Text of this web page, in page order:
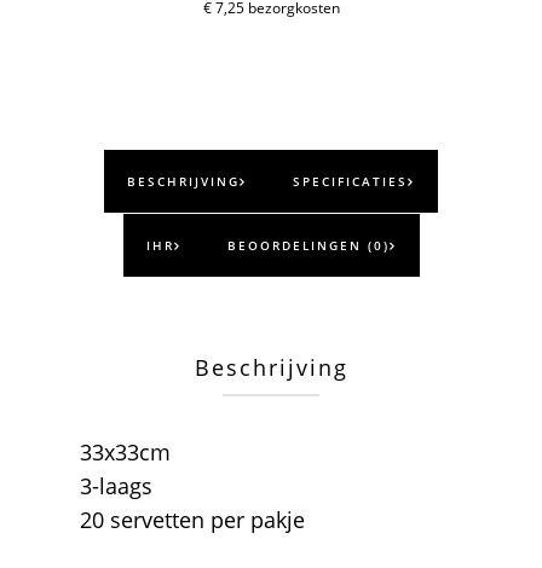
€ 7,25 bezorgkosten
BESCHRIJVING SPECIFICATIES
IHR BEOORDELINGEN (0)
Beschrijving
33x33cm
3-laags
20 servetten per pakje